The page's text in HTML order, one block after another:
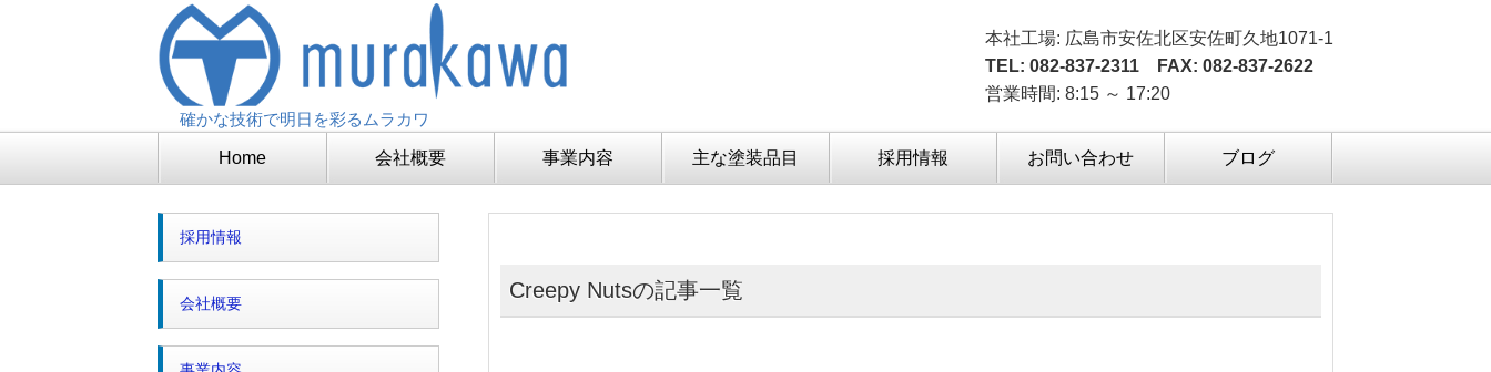
確かな技術で明日を彩るムラカワ
本社工場: 広島市安佐北区安佐町久地1071-1
TEL: 082-837-2311 FAX: 082-837-2622
営業時間: 8:15 ～ 17:20
Home 会社概要 事業内容 主な塗装品目 採用情報 お問い合わせ ブログ
Creepy Nutsの記事一覧
採用情報
会社概要